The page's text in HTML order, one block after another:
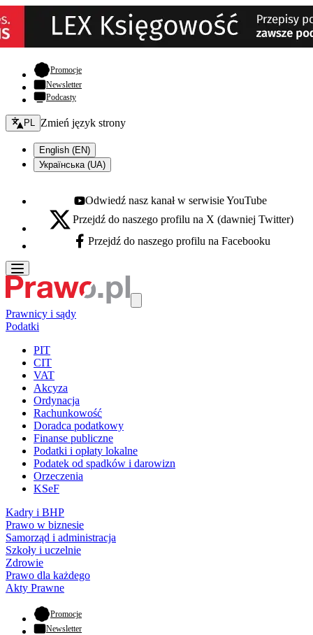
Promocje- otwiera się w nowej karcie
Newsletter
Podcasty
Zmień język - bieżący:
PL Zmień język strony
English (EN)
Українська (UA)
Youtube - otwiera się w nowej karcie
Odwiedź nasz kanał w serwisie YouTube
X - otwiera się w nowej karcie
Przejdź do naszego profilu na X (dawniej Twitter)
Facebook - otwiera się w nowej karcie
Przejdź do naszego profilu na Facebooku
Prawnicy i sądy
Podatki
PIT
CIT
VAT
Akcyza
Ordynacja
Rachunkowość
Doradca podatkowy
Finanse publiczne
Podatki i opłaty lokalne
Podatek od spadków i darowizn
Orzeczenia
KSeF
Kadry i BHP
Prawo w biznesie
Samorząd i administracja
Szkoły i uczelnie
Zdrowie
Prawo dla każdego
Akty Prawne
Promocje- otwiera się w nowej karcie
Newsletter